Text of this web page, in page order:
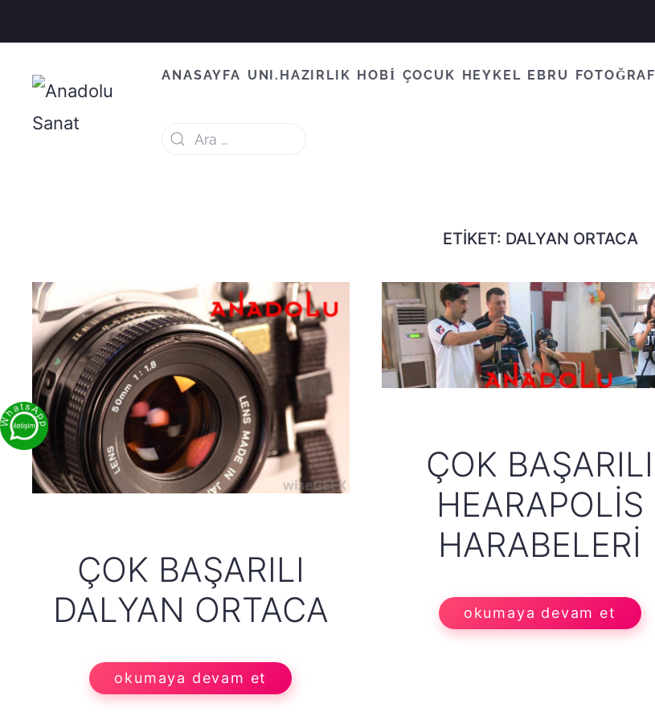
ANASAYFA UNI.HAZIRLIK HOBİ ÇOCUK HEYKEL EBRU FOTOĞRAF
ETIKET: DALYAN ORTACA
ÇOK BAŞARILI
DALYAN ORTACA
okumaya devam et
ÇOK BAŞARILI
HEARAPOLIS
HARABELERI
okumaya devam et